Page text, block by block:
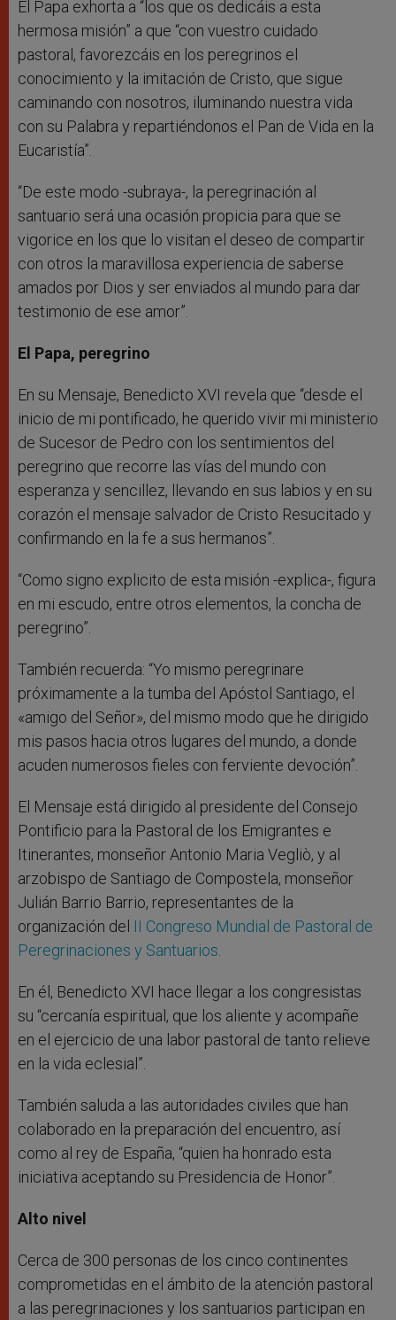
El Papa exhorta a “los que os dedicáis a esta
hermosa misión” a que “con vuestro cuidado
pastoral, favorezcáis en los peregrinos el
conocimiento y la imitación de Cristo, que sigue
caminando con nosotros, iluminando nuestra vida
con su Palabra y repartiéndonos el Pan de Vida en la
Eucaristía”.
“De este modo -subraya-, la peregrinación al
santuario será una ocasión propicia para que se
vigorice en los que lo visitan el deseo de compartir
con otros la maravillosa experiencia de saberse
amados por Dios y ser enviados al mundo para dar
testimonio de ese amor”.
El Papa, peregrino
En su Mensaje, Benedicto XVI revela que “desde el
inicio de mi pontificado, he querido vivir mi ministerio
de Sucesor de Pedro con los sentimientos del
peregrino que recorre las vías del mundo con
esperanza y sencillez, llevando en sus labios y en su
corazón el mensaje salvador de Cristo Resucitado y
confirmando en la fe a sus hermanos”.
“Como signo explicito de esta misión -explica-, figura
en mi escudo, entre otros elementos, la concha de
peregrino”.
También recuerda: “Yo mismo peregrinare
próximamente a la tumba del Apóstol Santiago, el
«amigo del Señor», del mismo modo que he dirigido
mis pasos hacia otros lugares del mundo, a donde
acuden numerosos fieles con ferviente devoción”.
El Mensaje está dirigido al presidente del Consejo
Pontificio para la Pastoral de los Emigrantes e
Itinerantes, monseñor Antonio Maria Vegliò, y al
arzobispo de Santiago de Compostela, monseñor
Julián Barrio Barrio, representantes de la
organización del II Congreso Mundial de Pastoral de
Peregrinaciones y Santuarios.
En él, Benedicto XVI hace llegar a los congresistas
su “cercanía espiritual, que los aliente y acompañe
en el ejercicio de una labor pastoral de tanto relieve
en la vida eclesial”.
También saluda a las autoridades civiles que han
colaborado en la preparación del encuentro, así
como al rey de España, “quien ha honrado esta
iniciativa aceptando su Presidencia de Honor”.
Alto nivel
Cerca de 300 personas de los cinco continentes
comprometidas en el ámbito de la atención pastoral
a las peregrinaciones y los santuarios participan en